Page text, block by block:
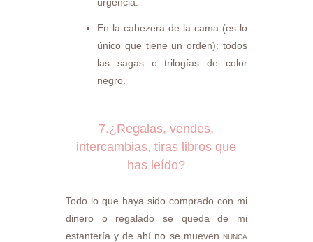
En la cabezera de la cama (es lo
único que tiene un orden): todos
las sagas o trilogías de color
negro.
7.¿Regalas, vendes,
intercambias, tiras libros que
has leído?
Todo lo que haya sido comprado con mi
dinero o regalado se queda de mi
estantería y de ahí no se mueven NUNCA